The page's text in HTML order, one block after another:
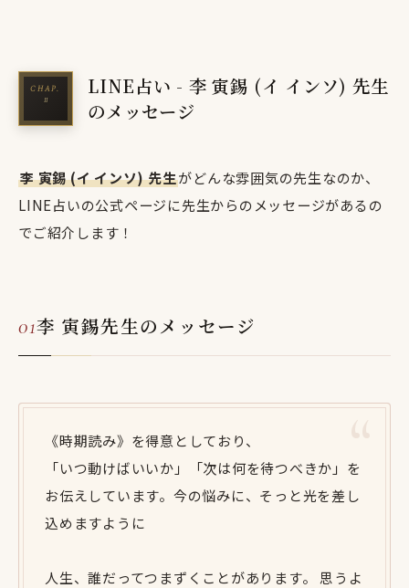
LINE占い - 李 寅錫 (イ インソ) 先生
のメッセージ
李 寅錫 (イ インソ) 先生がどんな雰囲気の先生なのか、
LINE占いの公式ページに先生からのメッセージがあるの
でご紹介します！
李 寅錫先生のメッセージ
《時期読み》を得意としており、
「いつ動けばいいか」「次は何を待つべきか」を
お伝えしています。今の悩みに、そっと光を差し
込めますように
人生、誰だってつまずくことがあります。 思うよ